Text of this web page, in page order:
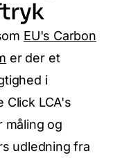
EU's Carbon
er der et
i
Click LCA's
måling og
udledning fra